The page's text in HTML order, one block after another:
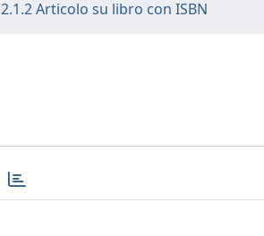
2.1.2 Articolo su libro con ISBN